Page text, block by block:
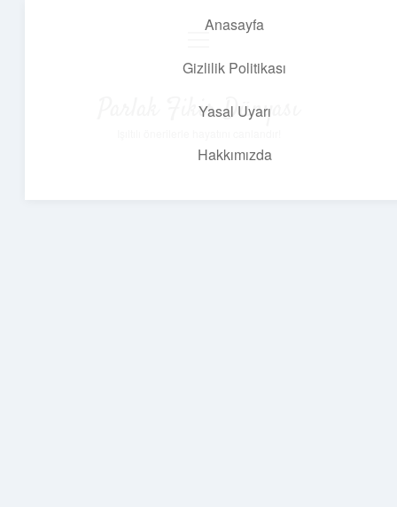
Anasayfa
Gizlilik Politikası
Yasal Uyarı
Hakkımızda
Parlak Fikir Dünyası